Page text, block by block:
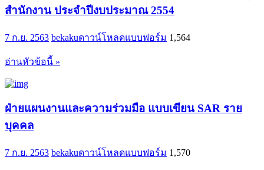
สำนักงาน ประจำปีงบประมาณ 2554
7 ก.ย. 2563 bekakuดาวน์โหลดแบบฟอร์ม 1,564
อ่านหัวข้อนี้ »
ฝ่ายแผนงานและความร่วมมือ แบบเขียน SAR ราย
บุคคล
7 ก.ย. 2563 bekakuดาวน์โหลดแบบฟอร์ม 1,570